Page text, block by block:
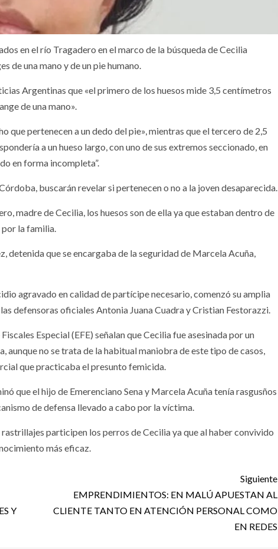
en el río Tragadero en el marco de la búsqueda de Cecilia
de una mano y de un pie humano.
Argentinas que «el primero de los huesos mide 3,5 centímetros
de una mano».
que pertenecen a un dedo del pie», mientras que el tercero de 2,5
a un hueso largo, con uno de sus extremos seccionado, en
en forma incompleta”.
buscarán revelar si pertenecen o no a la joven desaparecida.
madre de Cecilia, los huesos son de ella ya que estaban dentro de
la familia.
detenida que se encargaba de la seguridad de Marcela Acuña,
agravado en calidad de partícipe necesario, comenzó su amplia
defensoras oficiales Antonia Juana Cuadra y Cristian Festorazzi.
Especial (EFE) señalan que Cecilia fue asesinada por un
aunque no se trata de la habitual maniobra de este tipo de casos,
que practicaba el presunto femicida.
que el hijo de Emerenciano Sena y Marcela Acuña tenía rasgusños
de defensa llevado a cabo por la víctima.
participen los perros de Cecilia ya que al haber convivido
más eficaz.
Y
Siguiente
EMPRENDIMIENTOS: EN MALÚ APUESTAN AL
CLIENTE TANTO EN ATENCIÓN PERSONAL COMO
EN REDES